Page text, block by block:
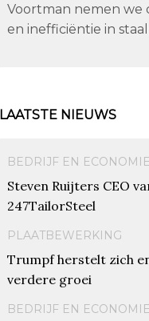
Voortman nemen we
en inefficiëntie in
LAATSTE NIEUWS
BEDRIJF EN ECONOMIE
Steven Ruijters CEO
247TailorSteel
PLAATBEWERKING
Trumpf herstelt zich
verdere groei
BEDRIJF EN ECONOMIE